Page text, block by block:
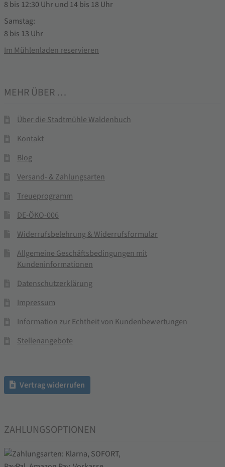
8 bis 12:30 Uhr und 14 bis 18 Uhr
Samstag:
8 bis 13 Uhr
Im Mühlenladen reservieren
MEHR ÜBER …
Über die Stadtmühle Waldenbuch
Kontakt
Blog
Versand- & Zahlungsarten
Treueprogramm
DE-ÖKO-006
Widerrufsbelehrung & Widerrufsformular
Allgemeine Geschäftsbedingungen mit
Kundeninformationen
Datenschutzerklärung
Impressum
Information zur Echtheit von Kundenbewertungen
Stellenangebote
Vertrag widerrufen
ZAHLUNGSOPTIONEN